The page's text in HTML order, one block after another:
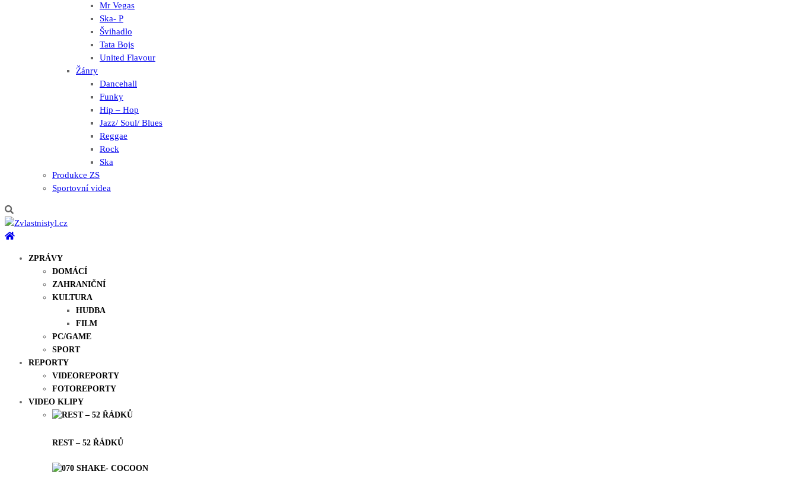
Mr Vegas
Ska- P
Švihadlo
Tata Bojs
United Flavour
Žánry
Dancehall
Funky
Hip – Hop
Jazz/ Soul/ Blues
Reggae
Rock
Ska
Produkce ZS
Sportovní videa
ZPRÁVY
DOMÁCÍ
ZAHRANIČNÍ
KULTURA
HUDBA
FILM
PC/GAME
SPORT
REPORTY
VIDEOREPORTY
FOTOREPORTY
VIDEO KLIPY
REST – 52 ŘÁDKŮ